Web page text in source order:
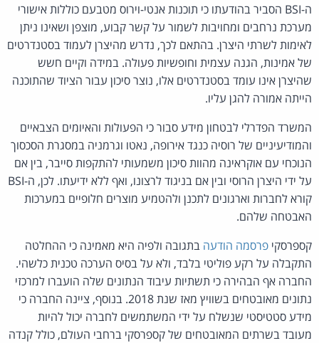
ה-BSI הסביר בהודעתו כי תוכנות אנטי-וירוס מטבעם כוללות אישורי
מערכת נרחבים ומחויבות לשמור על קשר קבוע, מוצפן ושאינו ניתן
לאימות לשרתי היצרן. בהתאם לכך, נדרש מהיצרן לעמוד בסטנדרטים
של אמינות, הגנה עצמית וחופשיות פעולה. במידה וקיים חשש
שהיצרן אינו עומד בסטנדרטים אלו, נוצר סיכון עבור הציוד שהתוכנה
הייתה אמורה להגן עליו.
המשרד הפדרלי לבטחון מידע סבור כי הפעולות והאיומים הצבאיים
והמודיעיניים של רוסיה כנגד אירופה, נאטו וגרמניה במסגרת הסכסוך
הנוכחי עם אוקראינה מהוות סיכון משמעותי להתקפות סייבר, בין אם
על ידי היצרן הרוסי ובין אם בניגוד לרצונו, ואף ללא ידיעתו. לכן, ה-BSI
קורא לחברות וארגונים לתכנן ולהטמיע מוצרים חלופיים במערכות
האבטחה שלהם.
קספרסקי פרסמה הודעה בתגובה ולפיה היא מאמינה כי ההחלטה
התקבלה על רקע פוליטי בלבד, ולא על בסיס הערכה טכנית כלשהי.
החברה אף הבהירה כי תשתיות עיבוד הנתונים שלה הועברו למרכזי
נתונים מאובטחים בשוויץ מאז שנת 2018. בנוסף, ציינה החברה כי
מידע סטטיסטי שנשלח על ידי המשתמשים לחברה יכול להיות
מעובד בשרתים המאובטחים של קספרסקי ברחבי העולם, כולל קנדה